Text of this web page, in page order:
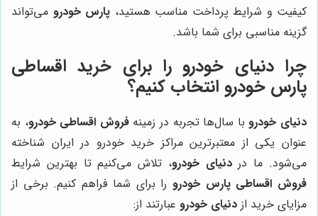
کیفیت و شرایط پرداخت مناسب هستید، پارس خودرو می‌تواند
گزینه مناسبی برای شما باشد.
چرا دنیای خودرو را برای خرید اقساطی
پارس خودرو انتخاب کنیم؟
دنیای خودرو با سال‌ها تجربه در زمینهفروش اقساطی خودرو، به
عنوان یکی از معتبرترین مراکز خرید خودرو در ایران شناخته
می‌شود. ما دردنیای خودرو، تلاش می‌کنیم تا بهترین شرایط
فروش اقساطی پارس خودرو را برای شما فراهم کنیم. برخی از
مزایای خرید از دنیای خودرو عبارتند از: